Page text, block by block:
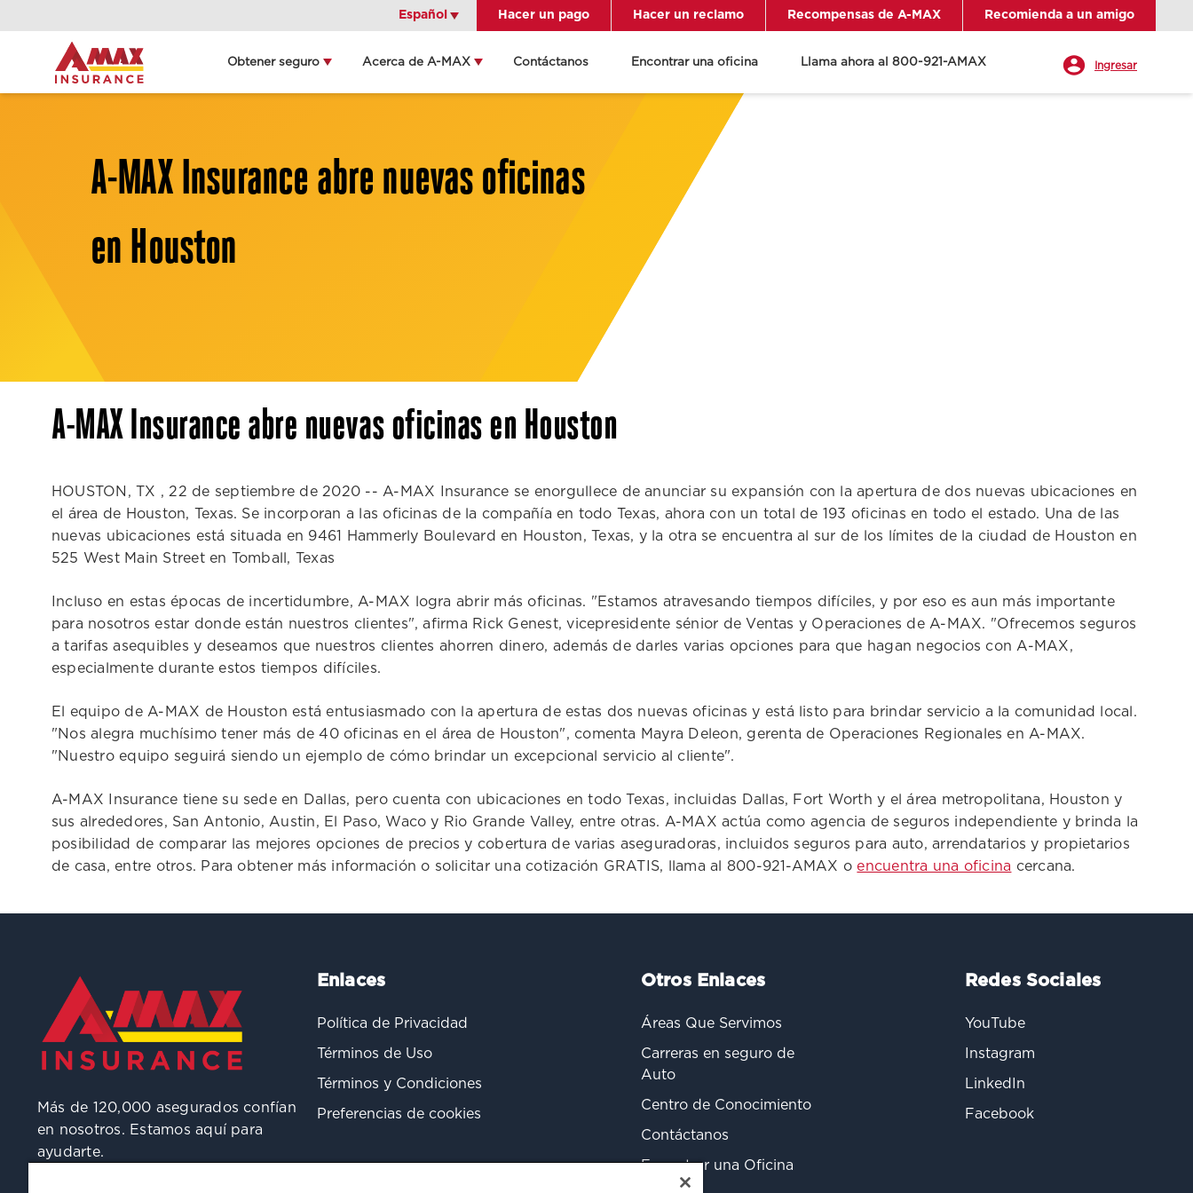
ubicación
Español
Español Hacer un pago Hacer un reclamo Recompensas de A-MAX Recomienda a un amigo
Home
Obtener seguro Acerca de A-MAX Contáctanos Encontrar una oficina Llama ahora al 800-921-AMAX Ingresar
A-MAX Insurance abre nuevas oficinas
en Houston
A-MAX Insurance abre nuevas oficinas en Houston
HOUSTON, TX , 22 de septiembre de 2020 -- A-MAX Insurance se enorgullece de anunciar su expansión con la apertura de dos nuevas ubicaciones en
el área de Houston, Texas. Se incorporan a las oficinas de la compañía en todo Texas, ahora con un total de 193 oficinas en todo el estado. Una de las
nuevas ubicaciones está situada en 9461 Hammerly Boulevard en Houston, Texas, y la otra se encuentra al sur de los límites de la ciudad de Houston en
525 West Main Street en Tomball, Texas
Incluso en estas épocas de incertidumbre, A-MAX logra abrir más oficinas. "Estamos atravesando tiempos difíciles, y por eso es aun más importante
para nosotros estar donde están nuestros clientes", afirma Rick Genest, vicepresidente sénior de Ventas y Operaciones de A-MAX. "Ofrecemos seguros
a tarifas asequibles y deseamos que nuestros clientes ahorren dinero, además de darles varias opciones para que hagan negocios con A-MAX,
especialmente durante estos tiempos difíciles.
El equipo de A-MAX de Houston está entusiasmado con la apertura de estas dos nuevas oficinas y está listo para brindar servicio a la comunidad local.
"Nos alegra muchísimo tener más de 40 oficinas en el área de Houston", comenta Mayra Deleon, gerenta de Operaciones Regionales en A-MAX.
"Nuestro equipo seguirá siendo un ejemplo de cómo brindar un excepcional servicio al cliente".
A-MAX Insurance tiene su sede en Dallas, pero cuenta con ubicaciones en todo Texas, incluidas Dallas, Fort Worth y el área metropolitana, Houston y
sus alrededores, San Antonio, Austin, El Paso, Waco y Rio Grande Valley, entre otras. ​​​​​​​A-MAX actúa como agencia de seguros independiente y brinda la
posibilidad de comparar las mejores opciones de precios y cobertura de varias aseguradoras, incluidos seguros para auto, arrendatarios y propietarios
de casa, entre otros. Para obtener más información o solicitar una cotización GRATIS, llama al 800-921-AMAX oencuentra una oficina cercana.
Más de 120,000 asegurados confían
en nosotros. Estamos aquí para
ayudarte.
Enlaces
Política de Privacidad
Términos de Uso
Términos y Condiciones
Preferencias de cookies
Otros Enlaces
Áreas Que Servimos
Carreras en seguro de
Auto
Centro de Conocimiento
Contáctanos
Encontrar una Oficina
Redes Sociales
YouTube
Instagram
LinkedIn
Facebook